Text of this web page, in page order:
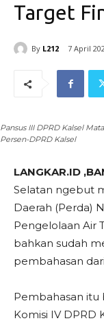
Target
By L212 7 April
Pansus III DPRD Kalsel
Persen-DPRD Kalsel
LANGKAR.ID
Selatan ngebut
Daerah (Perda)
Pengelolaan Air
bahkan sudah
pembahasan
Pembahasan itu
Komisi IV DPRD